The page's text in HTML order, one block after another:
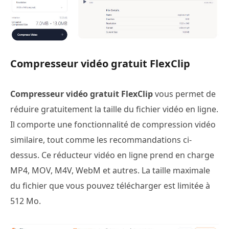
Compresseur vidéo gratuit FlexClip
Compresseur vidéo gratuit FlexClipvous permet de
réduire gratuitement la taille du fichier vidéo en ligne.
Il comporte une fonctionnalité de compression vidéo
similaire, tout comme les recommandations ci-
dessus. Ce réducteur vidéo en ligne prend en charge
MP4, MOV, M4V, WebM et autres. La taille maximale
du fichier que vous pouvez télécharger est limitée à
512 Mo.